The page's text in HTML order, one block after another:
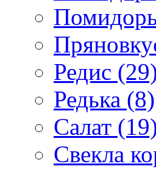
Редис
Редька (8)
Салат
Свекла